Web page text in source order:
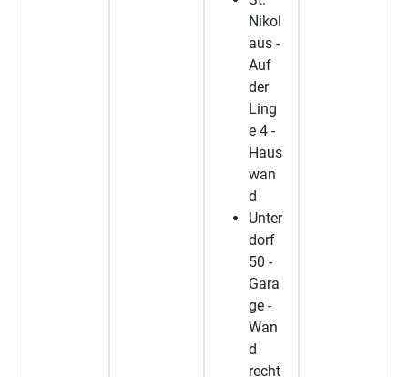
Nikol
aus -
Auf
der
Ling
e 4 -
Haus
wan
d
Unter
dorf
50 -
Gara
ge -
Wan
d
recht